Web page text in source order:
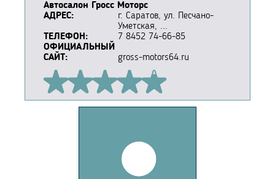
Автосалон Гросс Моторс
АДРЕС:
г. Саратов, ул. Песчано-
Уметская, ...
ТЕЛЕФОН:
7 8452 74-66-85
ОФИЦИАЛЬНЫЙ
САЙТ:
gross-motors64.ru